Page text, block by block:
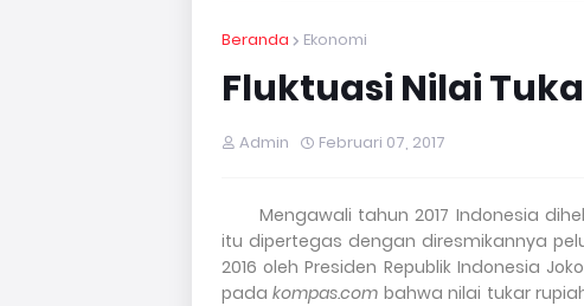
Beranda Ekonomi
Fluktuasi Nilai
Admin Februari 07, 2017
Mengawali tahun 2017 Indonesia
itu dipertegas dengan diresmikannya
2016 oleh Presiden Republik Indonesia
padakompas.com bahwa nilai tukar